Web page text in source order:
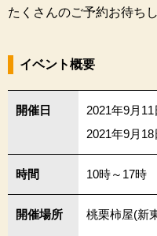
たくさんのご予約お待ち
イベント概要
開催日
2021年9月
2021年9月18
時間 10時～17時
開催場所 桃栗柿屋(新